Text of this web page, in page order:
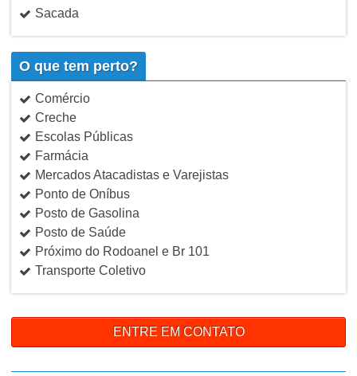
Sacada
O que tem perto?
Comércio
Creche
Escolas Públicas
Farmácia
Mercados Atacadistas e Varejistas
Ponto de Oníbus
Posto de Gasolina
Posto de Saúde
Próximo do Rodoanel e Br 101
Transporte Coletivo
ENTRE EM CONTATO